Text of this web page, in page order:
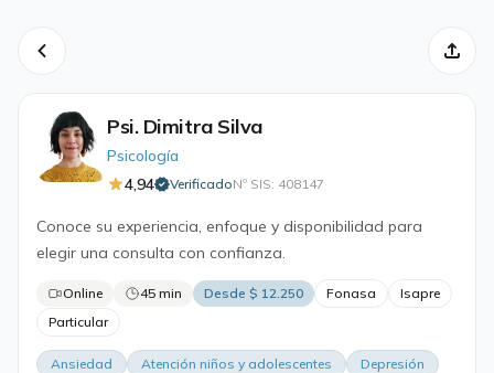
Psi. Dimitra Silva
Psicología
4,94
VerificadoNº SIS: 408147·
Conoce su experiencia, enfoque y disponibilidad para
elegir una consulta con confianza.
Online 45 min Desde $ 12.250 Fonasa
Isapre
Particular
Ansiedad Atención niños y adolescentes
Depresión